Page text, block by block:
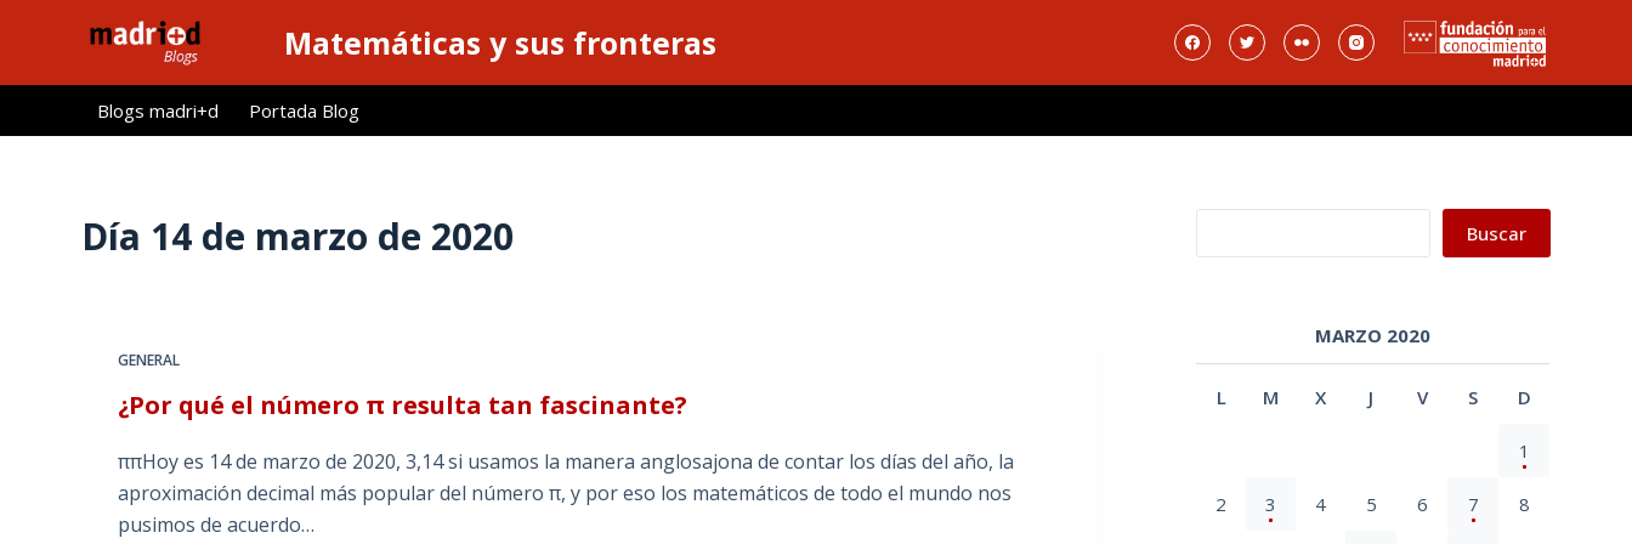
l
Matemáticas y sus fronteras
Blogs madri+d Portada Blog
Día 14 de marzo de 2020
GENERAL
¿Por qué el número π resulta tan fascinante?
ππHoy es 14 de marzo de 2020, 3,14 si usamos la manera anglosajona de contar los días del año, la
aproximación decimal más popular del número π, y por eso los matemáticos de todo el mundo nos
pusimos de acuerdo…
Buscar
MARZO 2020
L M X J V S D
1
2 3 4 5 6 7 8